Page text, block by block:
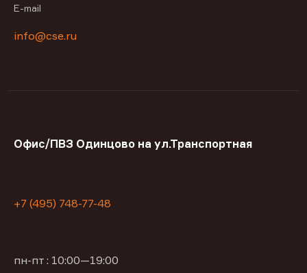
E-mail
info@cse.ru
Офис/ПВЗ Одинцово на ул.Транспортная
+7 (495) 748-77-48
пн-пт : 10:00—19:00